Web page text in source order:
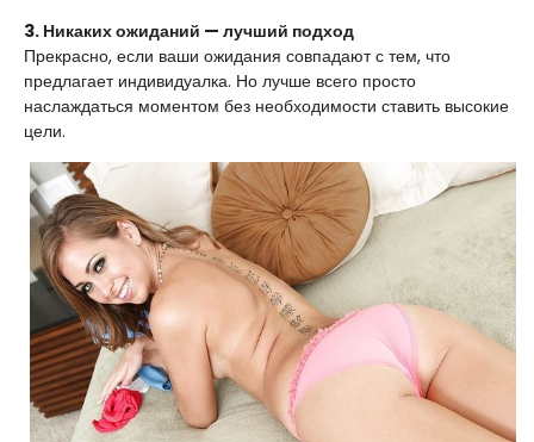
3. Никаких ожиданий — лучший подход
Прекрасно, если ваши ожидания совпадают с тем, что
предлагает индивидуалка. Но лучше всего просто
наслаждаться моментом без необходимости ставить высокие
цели.